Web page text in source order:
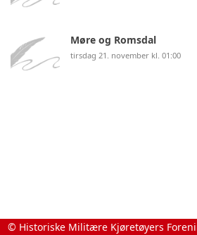
Møre og Romsdal
tirsdag 21. november kl. 01:00
© Historiske Militære Kjøretøyers